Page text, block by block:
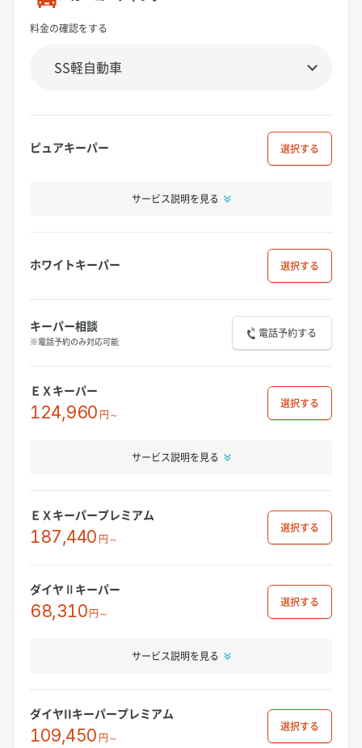
料金の確認をする
ピュアキーパー 選択
サービス説明を見る
ホワイトキーパー 選択
キーパー相談
※電話予約のみ対応可能
電話予約する
ＥＸキーパー
124,960 円～
選択
サービス説明を見る
ＥＸキーパープレミアム
187,440 円～
選択
ダイヤⅡキーパー
68,310円～
選択
サービス説明を見る
ダイヤIIキーパープレミアム
109,450 円～
選択